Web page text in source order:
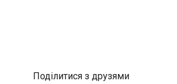
Поділитися з друзями